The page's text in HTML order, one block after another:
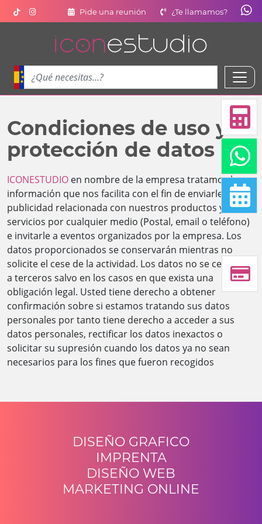
Pide una reunión ¿Te llamamos?
Condiciones de uso y
protección de datos
ICONESTUDIO en nombre de la empresa tratamos la
información que nos facilita con el fin de enviarle
publicidad relacionada con nuestros productos y
servicios por cualquier medio (Postal, email o teléfono)
e invitarle a eventos organizados por la empresa. Los
datos proporcionados se conservarán mientras no
solicite el cese de la actividad. Los datos no se cederán
a terceros salvo en los casos en que exista una
obligación legal. Usted tiene derecho a obtener
confirmación sobre si estamos tratando sus datos
personales por tanto tiene derecho a acceder a sus
datos personales, rectificar los datos inexactos o
solicitar su supresión cuando los datos ya no sean
necesarios para los fines que fueron recogidos
DISEÑO GRAFICO
IMPRENTA
DISEÑO WEB
MARKETING ONLINE